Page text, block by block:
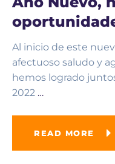
Al inicio de este
afectuoso saludo y
hemos logrado
2022 …
READ MORE